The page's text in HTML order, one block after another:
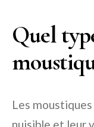
Quel
Les